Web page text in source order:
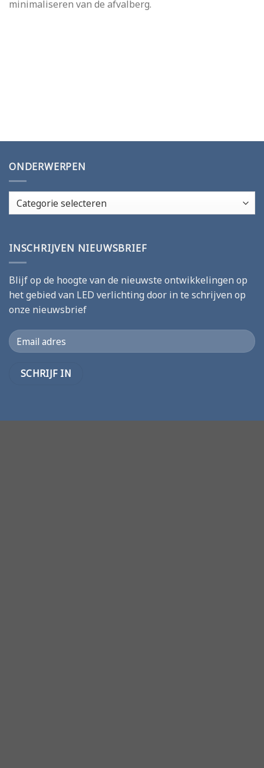
minimaliseren van de afvalberg.
ONDERWERPEN
Onderwerpen
INSCHRIJVEN NIEUWSBRIEF
Blijf op de hoogte van de nieuwste ontwikkelingen op
het gebied van LED verlichting door in te schrijven op
onze nieuwsbrief